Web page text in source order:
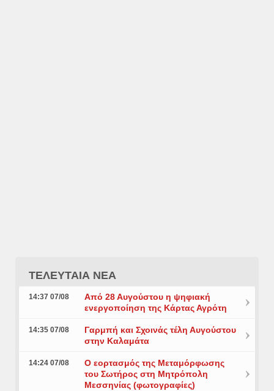
ΤΕΛΕΥΤΑΙΑ ΝΕΑ
14:37 07/08
Από 28 Αυγούστου η ψηφιακή
ενεργοποίηση της Κάρτας Αγρότη
14:35 07/08
Γαρμπή και Σχοινάς τέλη Αυγούστου
στην Καλαμάτα
14:24 07/08
Ο εορτασμός της Μεταμόρφωσης
του Σωτήρος στη Μητρόπολη
Μεσσηνίας (φωτογραφίες)